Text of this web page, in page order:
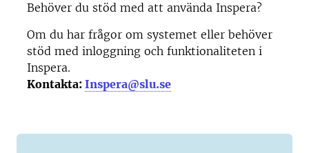
Behöver du stöd med att använda Inspera?
Om du har frågor om systemet eller behöver
stöd med inloggning och funktionaliteten i
Inspera.
Kontakta: Inspera@slu.se